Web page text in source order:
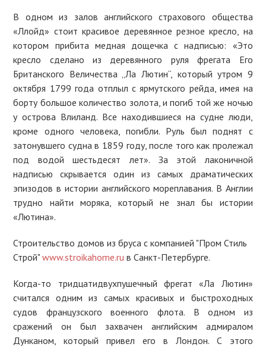
В одном из залов английского страхового общества
«Ллойд» стоит красивое деревянное резное кресло, на
котором прибита медная дощечка с надписью: «Это
кресло сделано из деревянного руля фрегата Его
Британского Величества „Ла Лютин“, который утром 9
октября 1799 года отплыл с ярмутского рейда, имея на
борту большое количество золота, и погиб той же ночью
у острова Влиланд. Все находившиеся на судне люди,
кроме одного человека, погибли. Руль был поднят с
затонувшего судна в 1859 году, после того как пролежал
под водой шестьдесят лет». За этой лаконичной
надписью скрывается один из самых драматических
эпизодов в истории английского мореплавания. В Англии
трудно найти моряка, который не знал бы истории
«Лютина».
Строительство домов из бруса с компанией "Пром Стиль
Строй"www.stroikahome.ru в Санкт-Петербурге.
Когда-то тридцатидвухпушечный фрегат «Ла Лютин»
считался одним из самых красивых и быстроходных
судов французского военного флота. В одном из
сражений он был захвачен английским адмиралом
Дунканом, который привел его в Лондон. С этого